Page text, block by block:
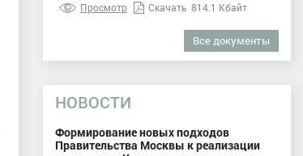
Просмотр Скачать 814.1 Кбайт
Все документы
НОВОСТИ
Формирование новых подходов
Правительства Москвы к реализации